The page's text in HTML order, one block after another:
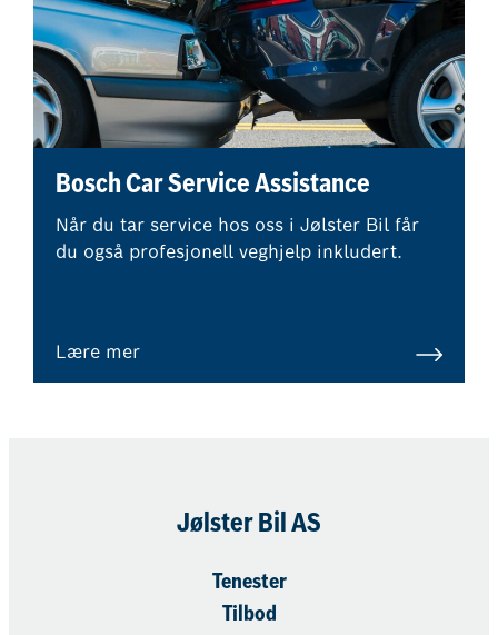
Bosch Car Service Assistance
Når du tar service hos oss i Jølster Bil får
du også profesjonell veghjelp inkludert.
Lære mer
Jølster Bil AS
Tenester
Tilbod